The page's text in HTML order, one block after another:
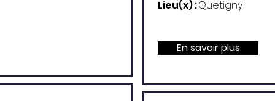
Lieu(x) :Quetigny
En savoir plus